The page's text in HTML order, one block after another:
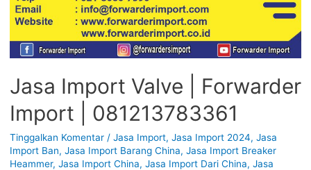
Jasa Import Valve | Forwarder
Import | 081213783361
Tinggalkan Komentar / Jasa Import, Jasa Import 2024, Jasa
Import Ban, Jasa Import Barang China, Jasa Import Breaker
Heammer, Jasa Import China, Jasa Import Dari China, Jasa